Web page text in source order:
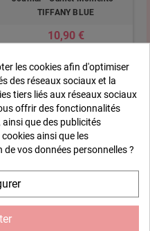
TIFFANY BLUE
10,90 €
les cookies afin d'optimiser
des réseaux sociaux et la
tiers liés aux réseaux sociaux
offrir des fonctionnalités
que des publicités
ainsi que les
vos données personnelles ?